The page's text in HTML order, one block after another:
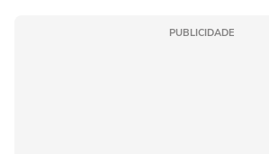
PUBLICIDADE